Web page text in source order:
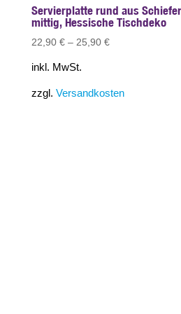
Servierplatte rund aus
mittig, Hessische Tischdeko
22,90 €– 25,90 €
inkl. MwSt.
zzgl. Versandkosten